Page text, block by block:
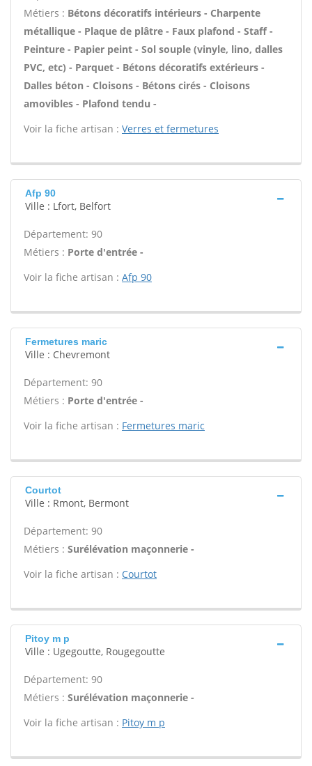
Métiers : Bétons décoratifs intérieurs - Charpente
métallique - Plaque de plâtre - Faux plafond - Staff -
Peinture - Papier peint - Sol souple (vinyle, lino, dalles
PVC, etc) - Parquet - Bétons décoratifs extérieurs -
Dalles béton - Cloisons - Bétons cirés - Cloisons
amovibles - Plafond tendu -
Voir la fiche artisan : Verres et fermetures
Afp 90
Ville : Lfort, Belfort
Département: 90
Métiers : Porte d'entrée -
Voir la fiche artisan : Afp 90
Fermetures maric
Ville : Chevremont
Département: 90
Métiers : Porte d'entrée -
Voir la fiche artisan : Fermetures maric
Courtot
Ville : Rmont, Bermont
Département: 90
Métiers : Surélévation maçonnerie -
Voir la fiche artisan : Courtot
Pitoy m p
Ville : Ugegoutte, Rougegoutte
Département: 90
Métiers : Surélévation maçonnerie -
Voir la fiche artisan : Pitoy m p